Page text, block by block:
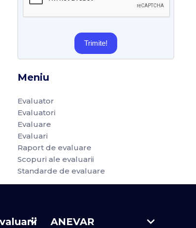
Trimite!
Meniu
Evaluator
Evaluatori
Evaluare
Evaluari
Raport de evaluare
Scopuri ale evaluarii
Standarde de evaluare
ANEVAR